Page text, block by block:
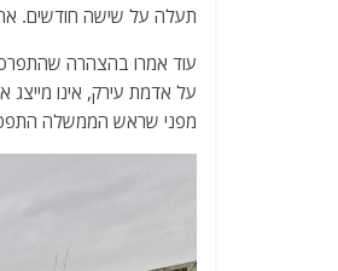
תעלה על שישה חודשים.
עוד אמרו בהצהרה
על אדמת עירק, אינו מייצג
מפני שראש הממשלה